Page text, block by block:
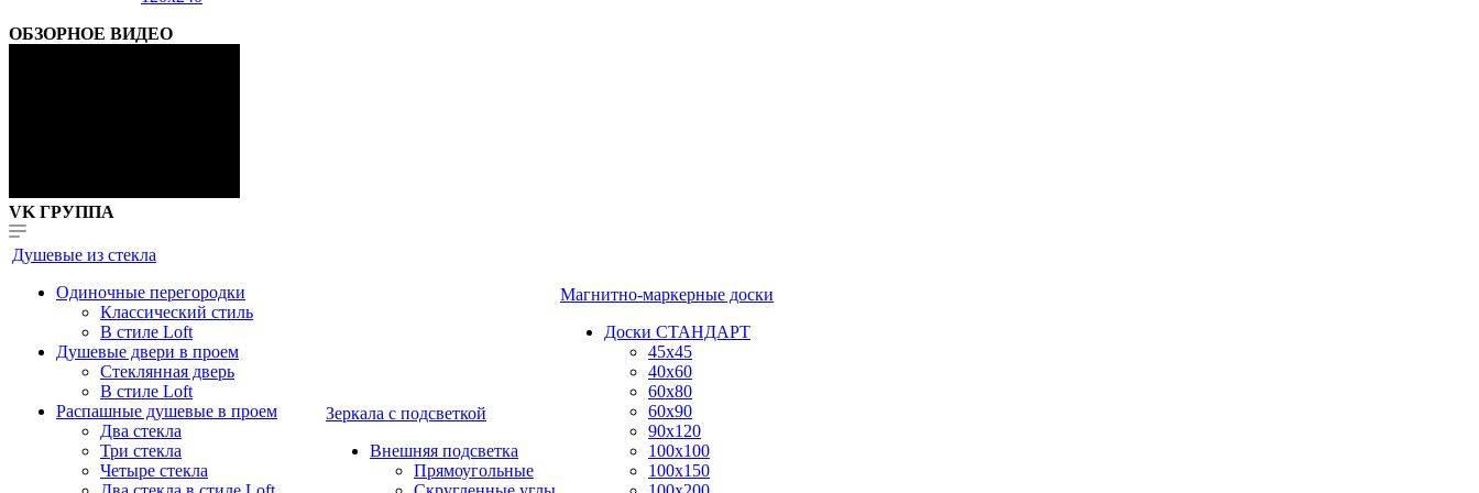
ОБЗОРНОЕ ВИДЕО
VK ГРУППА
Душевые из стекла
Одиночные перегородки
Классический стиль
В стиле Loft
Душевые двери в проем
Стеклянная дверь
В стиле Loft
Распашные душевые в проем
Два стекла
Три стекла
Четыре стекла
Зеркала с подсветкой
Внешняя подсветка
Прямоугольные
Магнитно-маркерные доски
Доски СТАНДАРТ
45x45
40x60
60x80
60x90
90x120
100x100
100x150